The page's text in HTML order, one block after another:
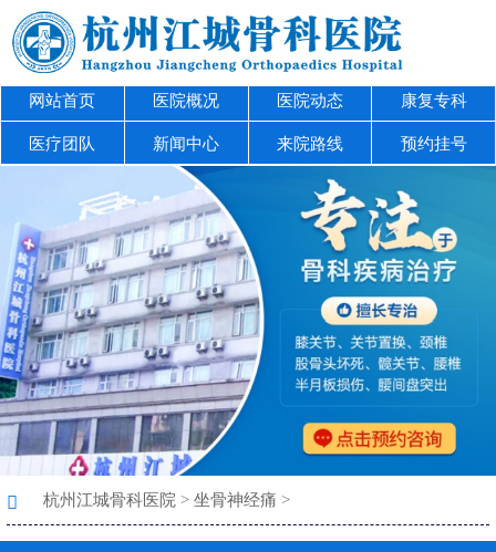
网站首页 医院概况 医院动态 康复专科
医疗团队 新闻中心 来院路线 预约挂号
杭州江城骨科医院 >坐骨神经痛 >